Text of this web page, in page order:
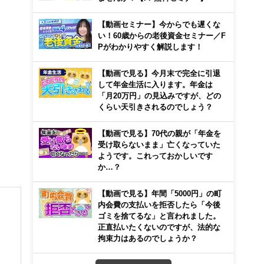
【動画セミナー】今からでも遅くな
い！60歳からの老後資金セミナー／F
Pがわかりやすく解説します！
【動画で見る】今月末で完全に引退
して年金生活に入ります。年金は
「月20万円」の見込みですが、どの
くらい天引きされるのでしょう？
【動画で見る】70代の親が「年金を
受け取らないまま」亡くなっていた
ようです。これっておかしいです
か…？
【動画で見る】年間「5000円」の町
内会費の支払いを拒否したら「今後
ゴミを捨てるな」と言われました。
正直払いたくないのですが、法的な
拘束力はあるのでしょうか？